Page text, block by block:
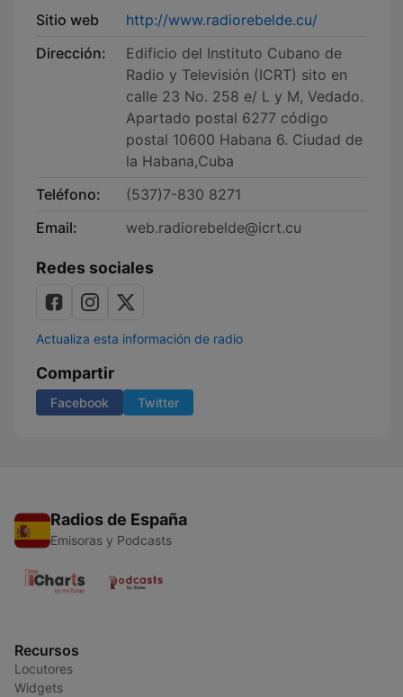
Sitio web
http://www.radiorebelde.cu/
Dirección:
Edificio del Instituto Cubano de
Radio y Televisión (ICRT) sito en
calle 23 No. 258 e/ L y M, Vedado.
Apartado postal 6277 código
postal 10600 Habana 6. Ciudad de
la Habana,Cuba
Teléfono:
(537)7-830 8271
Email:
web.radiorebelde@icrt.cu
Redes sociales
Actualiza esta información de radio
Compartir
Facebook Twitter
Radios de España
Emisoras y Podcasts
Recursos
Locutores
Widgets